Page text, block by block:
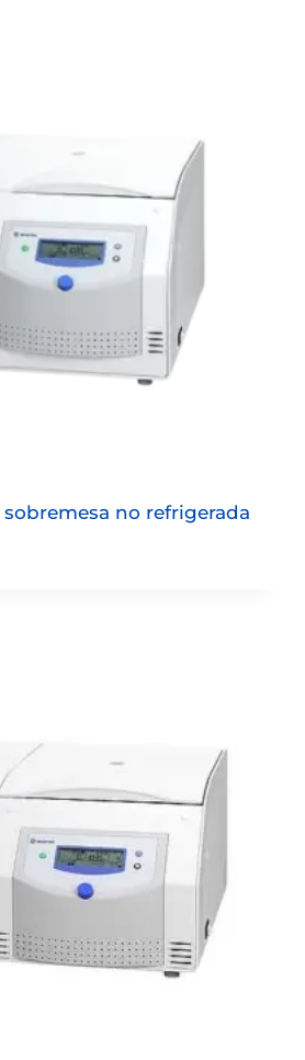
no refrigerada